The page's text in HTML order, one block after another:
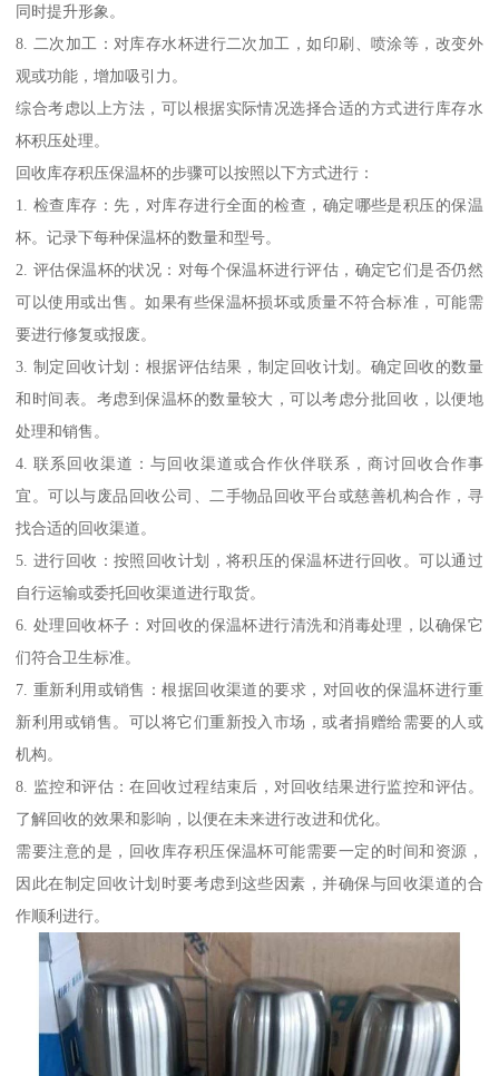
同时提升形象。
8. 二次加工：对库存水杯进行二次加工，如印刷、喷涂等，改变外
观或功能，增加吸引力。
综合考虑以上方法，可以根据实际情况选择合适的方式进行库存水
杯积压处理。
回收库存积压保温杯的步骤可以按照以下方式进行：
1. 检查库存：先，对库存进行全面的检查，确定哪些是积压的保温
杯。记录下每种保温杯的数量和型号。
2. 评估保温杯的状况：对每个保温杯进行评估，确定它们是否仍然
可以使用或出售。如果有些保温杯损坏或质量不符合标准，可能需
要进行修复或报废。
3. 制定回收计划：根据评估结果，制定回收计划。确定回收的数量
和时间表。考虑到保温杯的数量较大，可以考虑分批回收，以便地
处理和销售。
4. 联系回收渠道：与回收渠道或合作伙伴联系，商讨回收合作事
宜。可以与废品回收公司、二手物品回收平台或慈善机构合作，寻
找合适的回收渠道。
5. 进行回收：按照回收计划，将积压的保温杯进行回收。可以通过
自行运输或委托回收渠道进行取货。
6. 处理回收杯子：对回收的保温杯进行清洗和消毒处理，以确保它
们符合卫生标准。
7. 重新利用或销售：根据回收渠道的要求，对回收的保温杯进行重
新利用或销售。可以将它们重新投入市场，或者捐赠给需要的人或
机构。
8. 监控和评估：在回收过程结束后，对回收结果进行监控和评估。
了解回收的效果和影响，以便在未来进行改进和优化。
需要注意的是，回收库存积压保温杯可能需要一定的时间和资源，
因此在制定回收计划时要考虑到这些因素，并确保与回收渠道的合
作顺利进行。